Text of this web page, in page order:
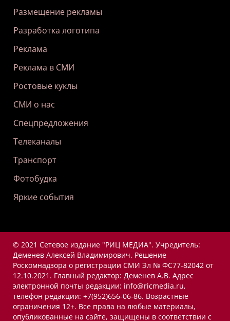
Размещение рекламы
Разработка логотипа
Реклама
Реклама в СМИ
Ростовые куклы
СМИ о нас
Спецпредложения
Телеканалы
Транспорт
Фотобудка
Яркие события
© 2021 Сетевое издание "РИЦ МЕДИА". Учредитель:
Деменев Алексей Владимирович. Решение
Роскомнадзора о регистрации СМИ Эл № ФС77-82042 от
12.10.2021. Главный редактор: Деменев А.В. Адрес
электронной почты редакции: info@ricmedia.ru,
телефон редакции: +7(952)656-06-86. Возрастные
ограничения 12+. Все права на любые материалы,
опубликованные на сайте, защищены в соответствии с